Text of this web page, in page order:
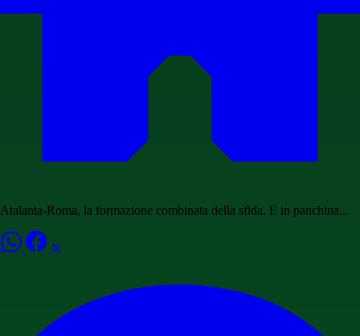
Atalanta-Roma, la formazione combinata della sfida. E in panchina...